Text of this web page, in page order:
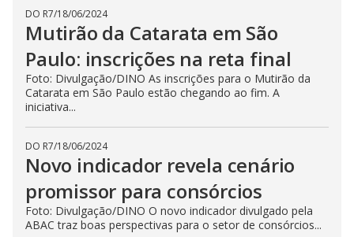
DO R7/18/06/2024
Mutirão da Catarata em São
Paulo: inscrições na reta final
Foto: Divulgação/DINO As inscrições para o Mutirão da
Catarata em São Paulo estão chegando ao fim. A
iniciativa...
DO R7/18/06/2024
Novo indicador revela cenário
promissor para consórcios
Foto: Divulgação/DINO O novo indicador divulgado pela
ABAC traz boas perspectivas para o setor de consórcios...